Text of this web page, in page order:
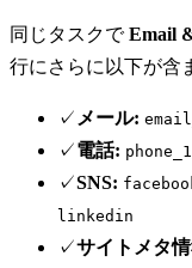
同じタスクでEmail
行にさらに以下が含
✓ メール:
✓電話: phone_1
✓SNS:
linkedin
✓サイトメタ